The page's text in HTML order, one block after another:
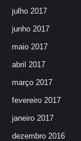
julho 2017
junho 2017
maio 2017
abril 2017
março 2017
fevereiro 2017
janeiro 2017
dezembro 2016